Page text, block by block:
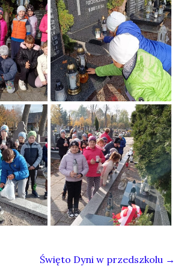
Święto Dyni w przedszkolu →